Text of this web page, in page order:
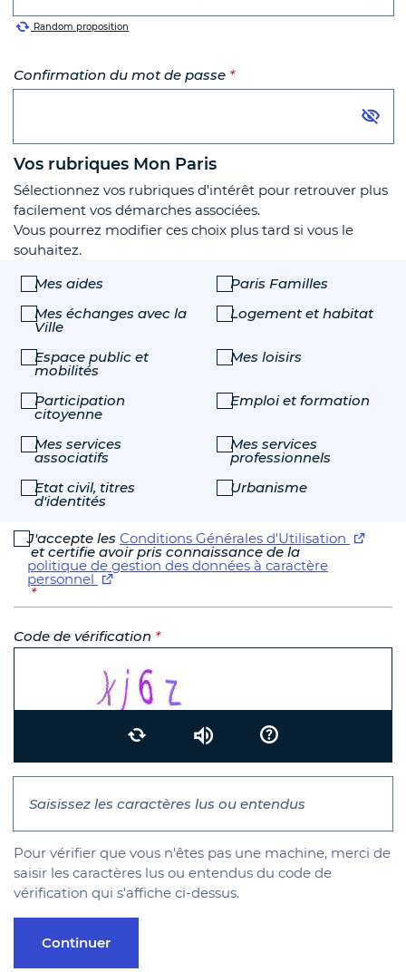
Random proposition
Confirmation du mot de passe *
Vos rubriques Mon Paris
Sélectionnez vos rubriques d'intérêt pour retrouver plus
facilement vos démarches associées.
Vous pourrez modifier ces choix plus tard si vous le
souhaitez.
Mes aides
Paris Familles
Mes échanges avec la
Ville
Logement et habitat
Espace public et
mobilités
Mes loisirs
Participation
citoyenne
Emploi et formation
Mes services
associatifs
Mes services
professionnels
Etat civil, titres
d'identités
Urbanisme
J'accepte les Conditions Générales d'Utilisation
et certifie avoir pris connaissance de la
politique de gestion des données à caractère
personnel
*
Code de vérification *
Pour vérifier que vous n'êtes pas une machine, merci de
saisir les caractères lus ou entendus du code de
vérification qui s'affiche ci-dessus.
Continuer